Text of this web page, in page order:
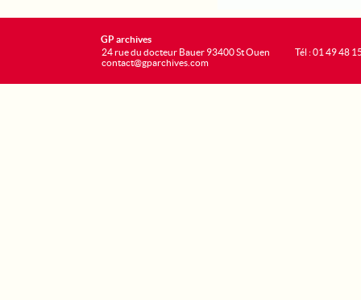
GP archives
24 rue du docteur Bauer 93400 St Ouen
contact@gparchives.com
Tél : 01 49 48